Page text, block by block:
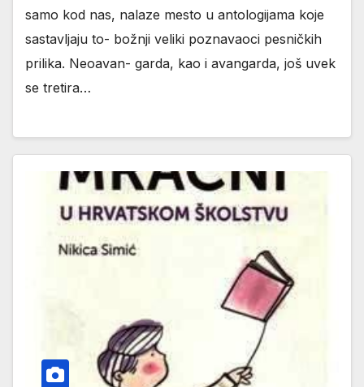
samo kod nas, nalaze mesto u antologijama koje
sastavljaju to- božnji veliki poznavaoci pesničkih
prilika. Neoavan- garda, kao i avangarda, još uvek
se tretira…